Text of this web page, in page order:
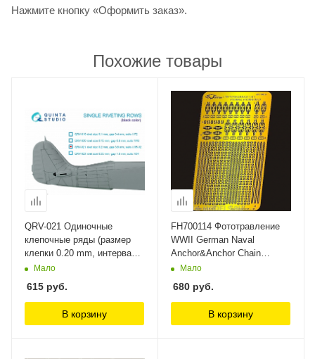
Нажмите кнопку «Оформить заказ».
Похожие товары
QRV-021 Одиночные
клепочные ряды (размер
клепки 0.20 mm, интервал
0.8 mm), цвет черный
Мало
615 руб.
В корзину
FH700114 Фототравление
WWII German Naval
Anchor&Anchor Chain
FlyHawk
Мало
680 руб.
В корзину